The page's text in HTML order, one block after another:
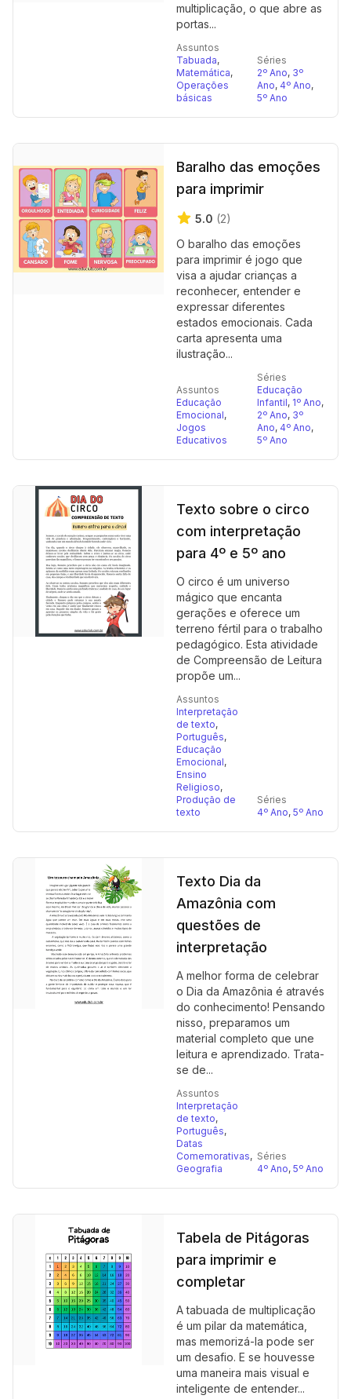
multiplicação, o que abre as
portas...
Assuntos
Tabuada,
Matemática,
Operações
básicas
Séries
2º Ano, 3º
Ano, 4º Ano,
5º Ano
Baralho das emoções
para imprimir
5.0 (2)
O baralho das emoções
para imprimir é jogo que
visa a ajudar crianças a
reconhecer, entender e
expressar diferentes
estados emocionais. Cada
carta apresenta uma
ilustração...
Assuntos
Educação
Emocional,
Jogos
Educativos
Séries
Educação
Infantil, 1º Ano,
2º Ano, 3º
Ano, 4º Ano,
5º Ano
Texto sobre o circo
com interpretação
para 4º e 5º ano
O circo é um universo
mágico que encanta
gerações e oferece um
terreno fértil para o trabalho
pedagógico. Esta atividade
de Compreensão de Leitura
propõe um...
Assuntos
Interpretação
de texto,
Português,
Educação
Emocional,
Ensino
Religioso,
Produção de
texto
Séries
4º Ano, 5º Ano
Texto Dia da
Amazônia com
questões de
interpretação
A melhor forma de celebrar
o Dia da Amazônia é através
do conhecimento! Pensando
nisso, preparamos um
material completo que une
leitura e aprendizado. Trata-
se de...
Assuntos
Interpretação
de texto,
Português,
Datas
Comemorativas,
Geografia
Séries
4º Ano, 5º Ano
Tabela de Pitágoras
para imprimir e
completar
A tabuada de multiplicação
é um pilar da matemática,
mas memorizá-la pode ser
um desafio. E se houvesse
uma maneira mais visual e
inteligente de entender...